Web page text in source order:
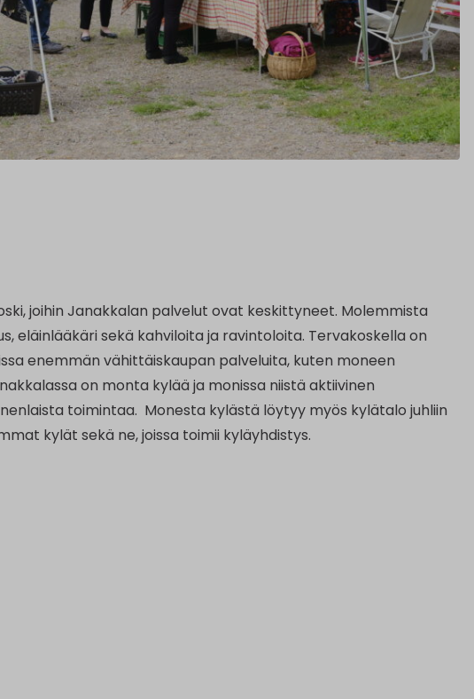
joihin Janakkalan palvelut ovat keskittyneet. Molemmista
eläinlääkäri sekä kahviloita ja ravintoloita. Tervakoskella on
enemmän vähittäiskaupan palveluita, kuten moneen
on monta kylää ja monissa niistä aktiivinen
toimintaa. Monesta kylästä löytyy myös kylätalo juhliin
kylät sekä ne, joissa toimii kyläyhdistys.